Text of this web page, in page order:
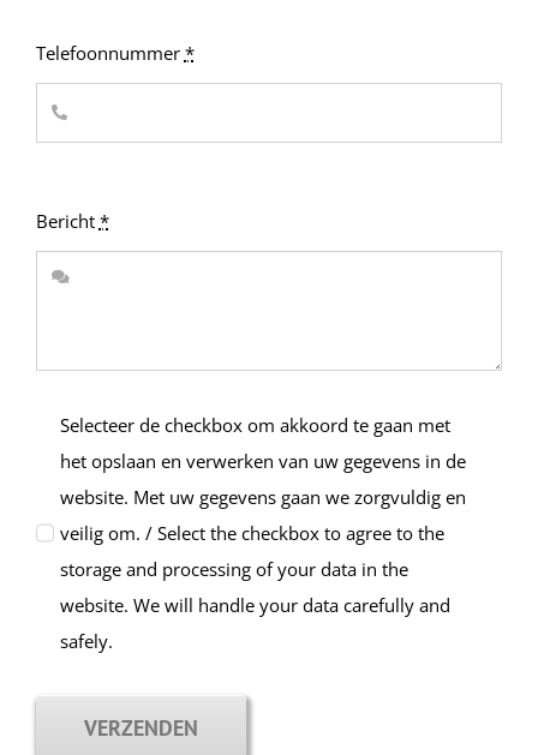
Telefoonnummer *
Bericht *
Selecteer de checkbox om akkoord te gaan met
het opslaan en verwerken van uw gegevens in de
website. Met uw gegevens gaan we zorgvuldig en
veilig om. / Select the checkbox to agree to the
storage and processing of your data in the
website. We will handle your data carefully and
safely.
VERZENDEN